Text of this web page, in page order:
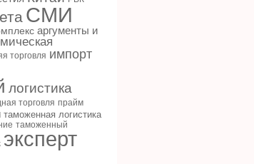
СМИ
аргументы и
торговля импорт
логистика
торговля прайм
таможенная логистика
таможенный
эксперт